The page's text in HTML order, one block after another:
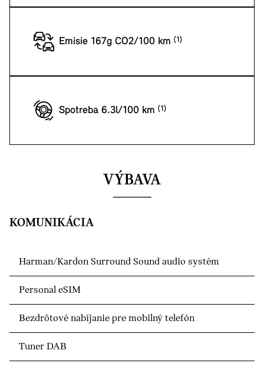
Emisie 167g CO2/100 km
Spotreba 6.3l/100 km
VÝBAVA
KOMUNIKÁCIA
Harman/Kardon Surround Sound audio systém
Personal eSIM
Bezdrôtové nabíjanie pre mobilný telefón
Tuner DAB